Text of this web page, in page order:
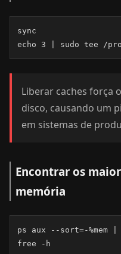
sync
echo 3 | sudo tee /
Liberar caches força
disco, causando um
em sistemas de
Encontrar os
memória
ps aux --sort=-%mem |
free -h